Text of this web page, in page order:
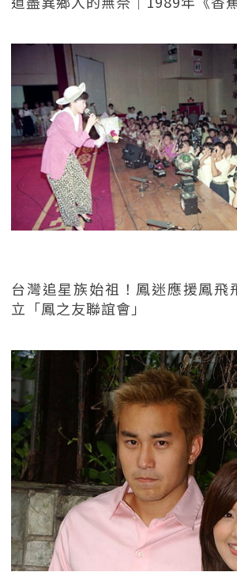
台灣追星族始祖！鳳迷應援鳳飛
立「鳳之友聯誼會」